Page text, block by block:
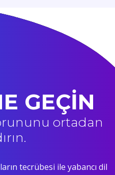
GEÇİN
ortadan
tecrübesi ile yabancı dil